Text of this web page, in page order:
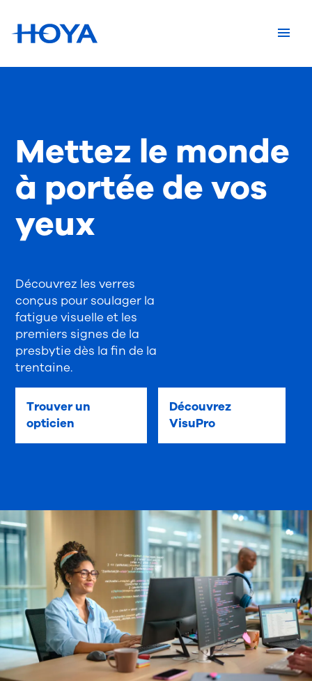
Découvrez les verres
conçus pour soulager la
fatigue visuelle et les
premiers signes de la
presbytie dès la fin de la
trentaine.
Mettez le monde
à portée de vos
yeux
Trouver un
opticien
Découvrez
VisuPro